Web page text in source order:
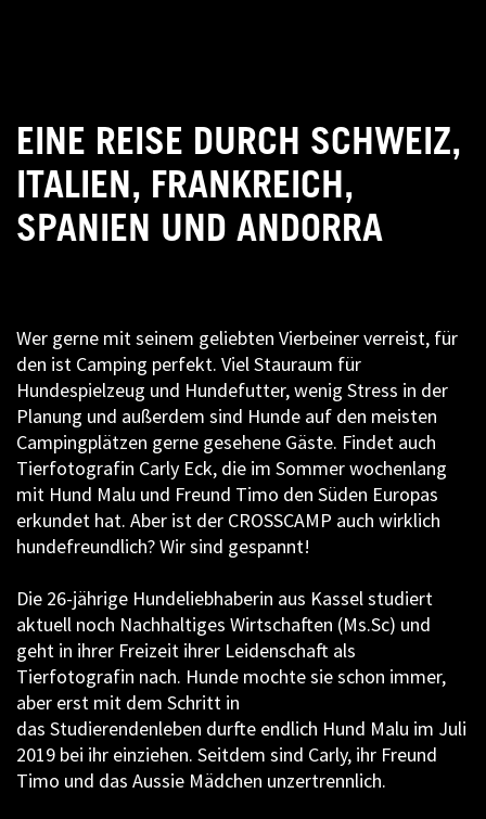
EINE REISE DURCH SCHWEIZ,
ITALIEN, FRANKREICH,
SPANIEN UND ANDORRA
Wer gerne mit seinem geliebten Vierbeiner verreist, für
den ist Camping perfekt. Viel Stauraum für
Hundespielzeug und Hundefutter, wenig Stress in der
Planung und außerdem sind Hunde auf den meisten
Campingplätzen gerne gesehene Gäste. Findet auch
Tierfotografin Carly Eck, die im Sommer wochenlang
mit Hund Malu und Freund Timo den Süden Europas
erkundet hat. Aber ist der CROSSCAMP auch wirklich
hundefreundlich? Wir sind gespannt!
Die 26-jährige Hundeliebhaberin aus Kassel studiert
aktuell noch Nachhaltiges Wirtschaften (Ms.Sc) und
geht in ihrer Freizeit ihrer Leidenschaft als
Tierfotografin nach. Hunde mochte sie schon immer,
aber erst mit dem Schritt in
das Studierendenleben durfte endlich Hund Malu im Juli
2019 bei ihr einziehen. Seitdem sind Carly, ihr Freund
Timo und das Aussie Mädchen unzertrennlich.